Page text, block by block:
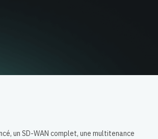
un SD-WAN complet, une multitenance